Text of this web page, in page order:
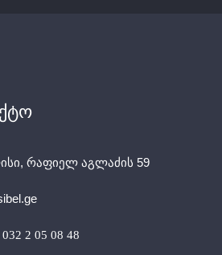
რაფიელ აგლაძის 59
2 05 08 48